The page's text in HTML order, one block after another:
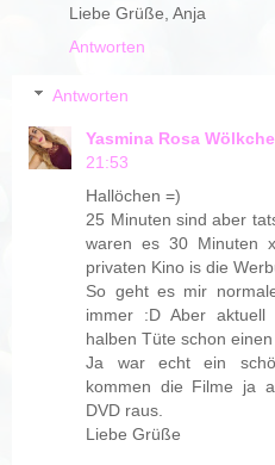
Liebe Grüße, Anja
Antworten
Antworten
Yasmina Rosa
21:53
Hallöchen =)
25 Minuten sind aber
waren es 30 Minuten
privaten Kino is die
So geht es mir
immer :D Aber
halben Tüte schon
Ja war echt ein
kommen die Filme ja
DVD raus.
Liebe Grüße